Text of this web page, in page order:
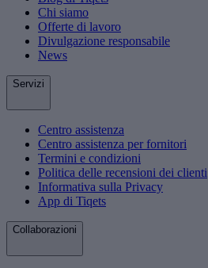
Chi siamo
Offerte di lavoro
Divulgazione responsabile
News
Servizi
Centro assistenza
Centro assistenza per fornitori
Termini e condizioni
Politica delle recensioni dei clienti
Informativa sulla Privacy
App di Tiqets
Collaborazioni